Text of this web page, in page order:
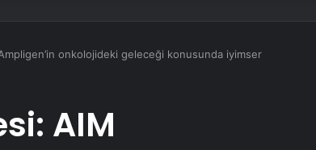
onkolojideki geleceği konusunda iyimser
AIM